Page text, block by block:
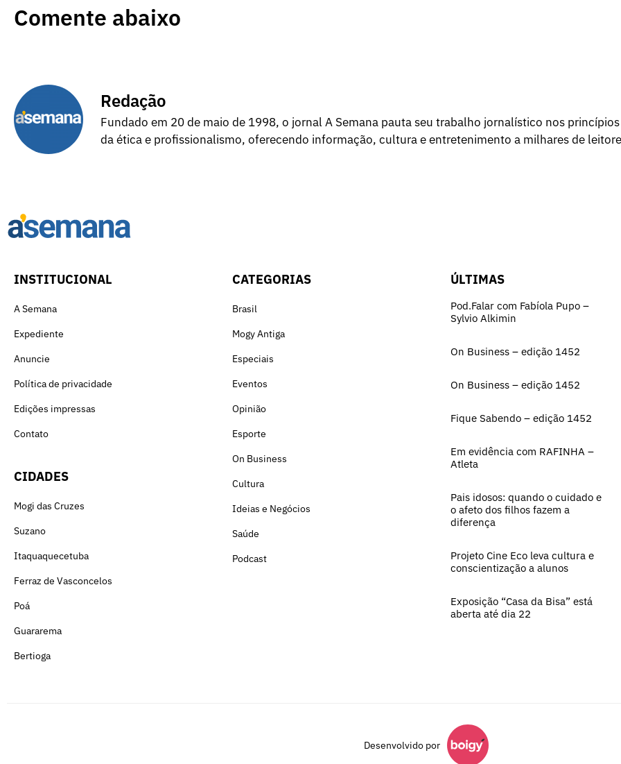
Comente abaixo
Redação
Fundado em 20 de maio de 1998, o jornal A Semana pauta seu trabalho jornalístico nos princípios
da ética e profissionalismo, oferecendo informação, cultura e entretenimento a milhares de
INSTITUCIONAL
A Semana
Expediente
Anuncie
Política de privacidade
Edições impressas
Contato
CIDADES
Mogi das Cruzes
Suzano
Itaquaquecetuba
Ferraz de Vasconcelos
Poá
Guararema
Bertioga
CATEGORIAS
Brasil
Mogy Antiga
Especiais
Eventos
Opinião
Esporte
On Business
Cultura
Ideias e Negócios
Saúde
Podcast
ÚLTIMAS
Pod.Falar com Fabíola Pupo –
Sylvio Alkimin
On Business – edição 1452
On Business – edição 1452
Fique Sabendo – edição 1452
Em evidência com RAFINHA –
Atleta
Pais idosos: quando o cuidado e
o afeto dos filhos fazem a
diferença
Projeto Cine Eco leva cultura e
conscientização a alunos
Exposição “Casa da Bisa” está
aberta até dia 22
Desenvolvido por